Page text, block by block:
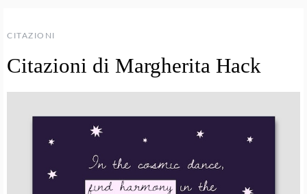
CITAZIONI
Citazioni di Margherita Hack